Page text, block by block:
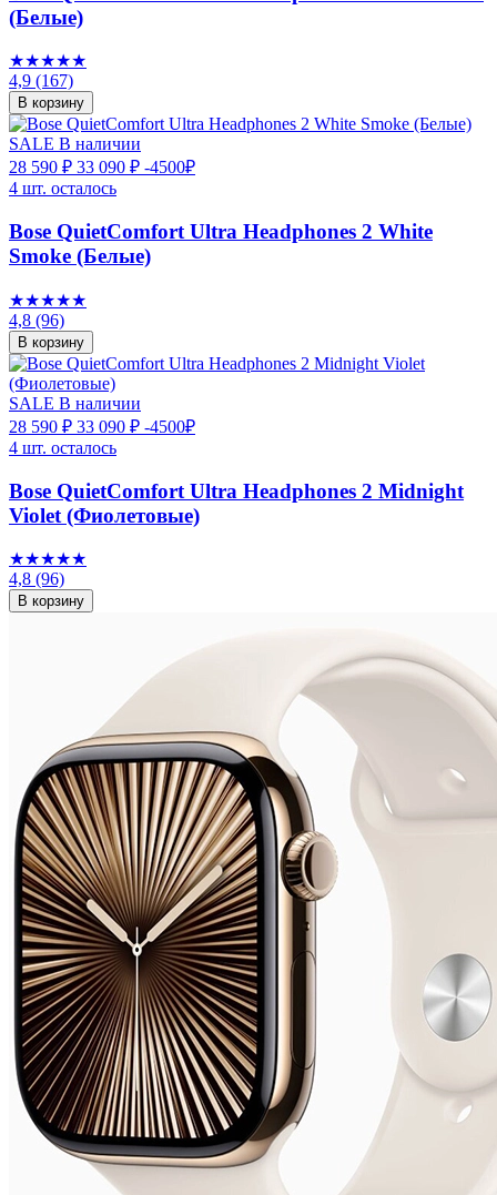
(Белые)
★★★★★
4,9 (167)
В корзину
SALE В наличии
28 590 ₽ 33 090 ₽ -4500₽
4 шт. осталось
Bose QuietComfort Ultra Headphones 2 White
Smoke (Белые)
★★★★★
4,8 (96)
В корзину
SALE В наличии
28 590 ₽ 33 090 ₽ -4500₽
4 шт. осталось
Bose QuietComfort Ultra Headphones 2 Midnight
Violet (Фиолетовые)
★★★★★
4,8 (96)
В корзину